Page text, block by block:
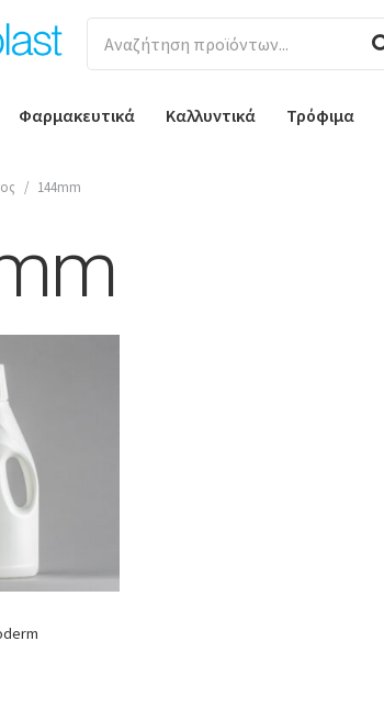
Φαρμακευτικά Καλλυντικά Τρόφιμα
/ 144mm